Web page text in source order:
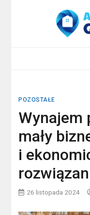
POZOSTAŁE
Wynajem
mały
i
26 listopada 2024